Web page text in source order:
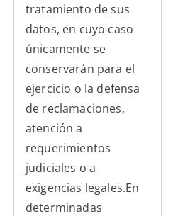
tratamiento de sus
datos, en cuyo caso
únicamente se
conservarán para el
ejercicio o la defensa
de reclamaciones,
atención a
requerimientos
judiciales o a
exigencias legales.En
determinadas